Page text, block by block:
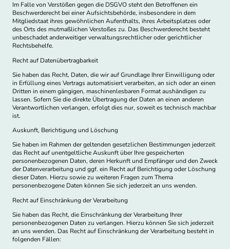
Im Falle von Verstößen gegen die DSGVO steht den Betroffenen ein
Beschwerderecht bei einer Aufsichtsbehörde, insbesondere in dem
Mitgliedstaat ihres gewöhnlichen Aufenthalts, ihres Arbeitsplatzes oder
des Orts des mutmaßlichen Verstoßes zu. Das Beschwerderecht besteht
unbeschadet anderweitiger verwaltungsrechtlicher oder gerichtlicher
Rechtsbehelfe.
Recht auf Daten­übertrag­barkeit
Sie haben das Recht, Daten, die wir auf Grundlage Ihrer Einwilligung oder
in Erfüllung eines Vertrags automatisiert verarbeiten, an sich oder an einen
Dritten in einem gängigen, maschinenlesbaren Format aushändigen zu
lassen. Sofern Sie die direkte Übertragung der Daten an einen anderen
Verantwortlichen verlangen, erfolgt dies nur, soweit es technisch machbar
ist.
Auskunft, Berichtigung und Löschung
Sie haben im Rahmen der geltenden gesetzlichen Bestimmungen jederzeit
das Recht auf unentgeltliche Auskunft über Ihre gespeicherten
personenbezogenen Daten, deren Herkunft und Empfänger und den Zweck
der Datenverarbeitung und ggf. ein Recht auf Berichtigung oder Löschung
dieser Daten. Hierzu sowie zu weiteren Fragen zum Thema
personenbezogene Daten können Sie sich jederzeit an uns wenden.
Recht auf Einschränkung der Verarbeitung
Sie haben das Recht, die Einschränkung der Verarbeitung Ihrer
personenbezogenen Daten zu verlangen. Hierzu können Sie sich jederzeit
an uns wenden. Das Recht auf Einschränkung der Verarbeitung besteht in
folgenden Fällen: